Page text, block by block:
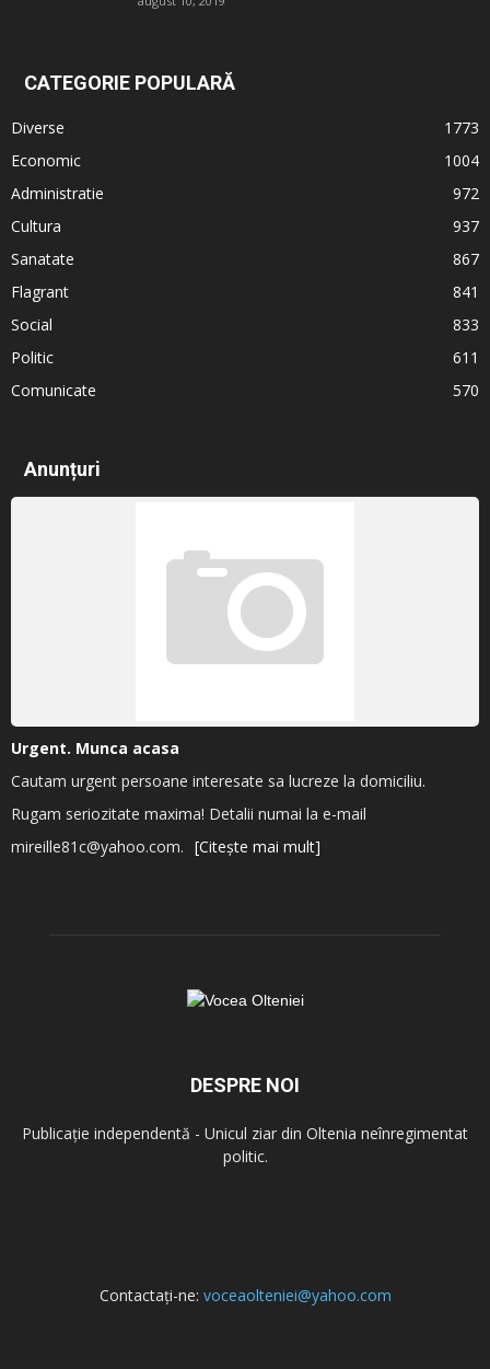
CATEGORIE POPULARĂ
Diverse
1773
Economic
1004
Administratie
972
Cultura
937
Sanatate
867
Flagrant
841
Social
833
Politic
611
Comunicate
570
Anunțuri
Urgent. Munca acasa
Cautam urgent persoane interesate sa lucreze la domiciliu.
Rugam seriozitate maxima! Detalii numai la e-mail
mireille81c@yahoo.com. [Citește mai mult]
DESPRE NOI
Publicație independentă - Unicul ziar din Oltenia neînregimentat
politic.
Contactați-ne: voceaolteniei@yahoo.com